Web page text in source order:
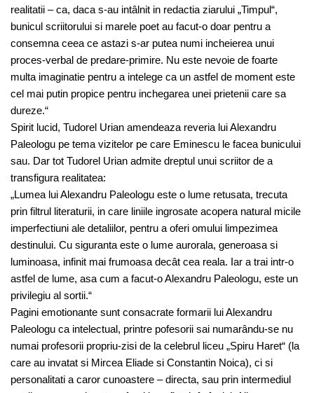
realitatii – ca, daca s-au intâlnit in redactia ziarului „Timpul“,
bunicul scriitorului si marele poet au facut-o doar pentru a
consemna ceea ce astazi s-ar putea numi incheierea unui
proces-verbal de predare-primire. Nu este nevoie de foarte
multa imaginatie pentru a intelege ca un astfel de moment este
cel mai putin propice pentru inchegarea unei prietenii care sa
dureze.“
Spirit lucid, Tudorel Urian amendeaza reveria lui Alexandru
Paleologu pe tema vizitelor pe care Eminescu le facea bunicului
sau. Dar tot Tudorel Urian admite dreptul unui scriitor de a
transfigura realitatea:
„Lumea lui Alexandru Paleologu este o lume retusata, trecuta
prin filtrul literaturii, in care liniile ingrosate acopera natural micile
imperfectiuni ale detaliilor, pentru a oferi omului limpezimea
destinului. Cu siguranta este o lume aurorala, generoasa si
luminoasa, infinit mai frumoasa decât cea reala. Iar a trai intr-o
astfel de lume, asa cum a facut-o Alexandru Paleologu, este un
privilegiu al sortii.“
Pagini emotionante sunt consacrate formarii lui Alexandru
Paleologu ca intelectual, printre pofesorii sai numarându-se nu
numai profesorii propriu-zisi de la celebrul liceu „Spiru Haret“ (la
care au invatat si Mircea Eliade si Constantin Noica), ci si
personalitati a caror cunoastere – directa, sau prin intermediul